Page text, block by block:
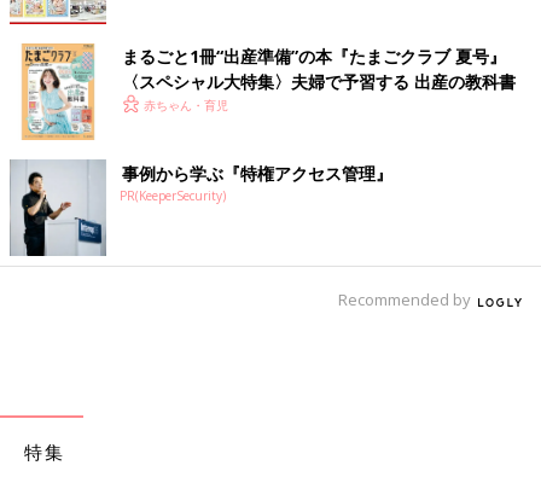
まるごと1冊“出産準備”の本『たまごクラブ 夏号』
〈スペシャル大特集〉夫婦で予習する 出産の教科書
赤ちゃん・育児
事例から学ぶ『特権アクセス管理』
PR(KeeperSecurity)
Recommended by
特集